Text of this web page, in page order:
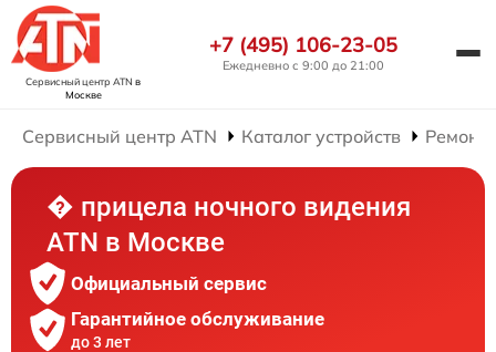
Сервисный центр ATN в
Москве
+7 (495) 106-23-05
Ежедневно с 9:00 до 21:00
Сервисный центр ATN Каталог устройств Ремонт
� прицела ночного видения
ATN в Москве
Официальный сервис
Гарантийное обслуживание
до 3 лет